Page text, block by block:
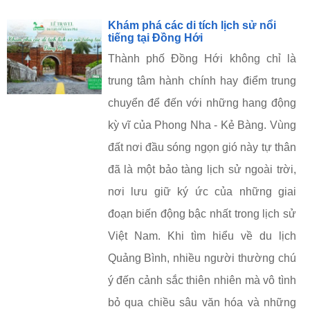
Khám phá các di tích lịch sử nổi
tiếng tại Đồng Hới
Thành phố Đồng Hới không chỉ là
trung tâm hành chính hay điểm trung
chuyển để đến với những hang động
kỳ vĩ của Phong Nha - Kẻ Bàng. Vùng
đất nơi đầu sóng ngọn gió này tự thân
đã là một bảo tàng lịch sử ngoài trời,
nơi lưu giữ ký ức của những giai
đoạn biến động bậc nhất trong lịch sử
Việt Nam. Khi tìm hiểu về du lịch
Quảng Bình, nhiều người thường chú
ý đến cảnh sắc thiên nhiên mà vô tình
bỏ qua chiều sâu văn hóa và những